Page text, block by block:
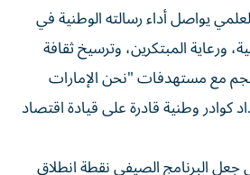
يواصل أداء رسالته الوطنية في
ورعاية المبتكرين، وترسيخ ثقافة
مع مستهدفات "نحن الإمارات
كوادر وطنية قادرة على قيادة اقتصاد
جعل البرنامج الصيفي نقطة انطلاق